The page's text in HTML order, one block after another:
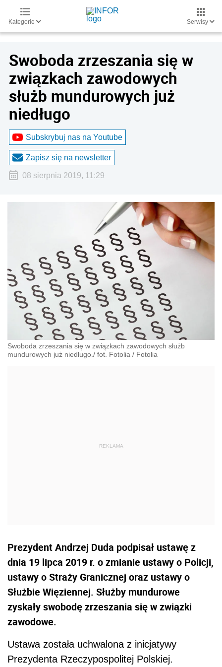
Kategorie Serwisy
Swoboda zrzeszania się w
związkach zawodowych
służb mundurowych już
niedługo
Subskrybuj nas na Youtube
Zapisz się na newsletter
08 sierpnia 2019, 11:29
Swoboda zrzeszania się w związkach zawodowych służb
mundurowych już niedługo./ fot. Fotolia / Fotolia
Prezydent Andrzej Duda podpisał ustawę z
dnia 19 lipca 2019 r. o zmianie ustawy o Policji,
ustawy o Straży Granicznej oraz ustawy o
Służbie Więziennej. Służby mundurowe
zyskały swobodę zrzeszania się w związki
zawodowe.
Ustawa została uchwalona z inicjatywy
Prezydenta Rzeczypospolitej Polskiej.